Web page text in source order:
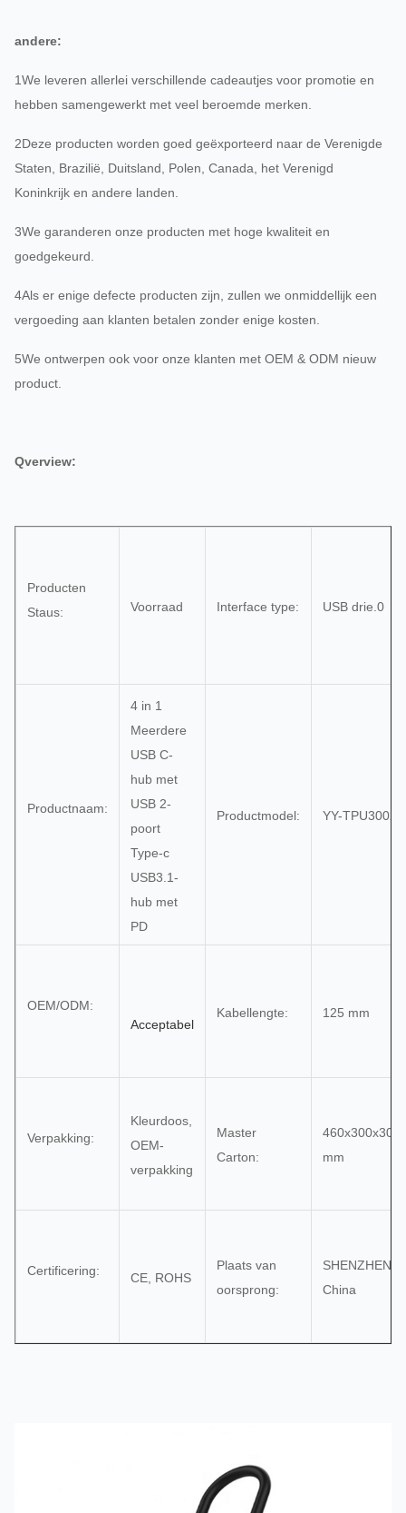
andere:
1We leveren allerlei verschillende cadeautjes voor promotie en
hebben samengewerkt met veel beroemde merken.
2Deze producten worden goed geëxporteerd naar de Verenigde
Staten, Brazilië, Duitsland, Polen, Canada, het Verenigd
Koninkrijk en andere landen.
3We garanderen onze producten met hoge kwaliteit en
goedgekeurd.
4Als er enige defecte producten zijn, zullen we onmiddellijk een
vergoeding aan klanten betalen zonder enige kosten.
5We ontwerpen ook voor onze klanten met OEM & ODM nieuw
product.
Qverview:
Producten
Staus:
Voorraad Interface type: USB drie.0
Productnaam:
4 in 1
Meerdere
USB C-
hub met
USB 2-
poort
Type-c
USB3.1-
hub met
PD
Productmodel: YY-TPU3002
OEM/ODM:
Acceptabel
Kabellengte: 125 mm
Verpakking:
Kleurdoos,
OEM-
verpakking
Master
Carton:
460x300x300
mm
Certificering: CE, ROHS
Plaats van
oorsprong:
SHENZHEN
China